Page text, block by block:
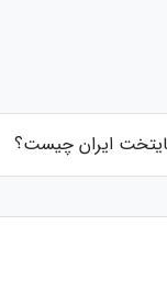
ایران چیست؟